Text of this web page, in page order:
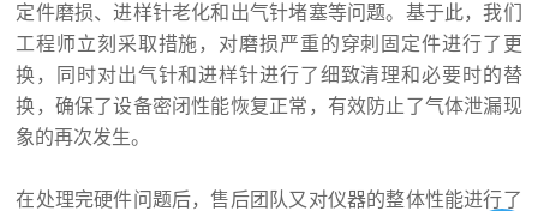
定件磨损、进样针老化和出气针堵塞等问题。基于此，我们
工程师立刻采取措施，对磨损严重的穿刺固定件进行了更
换，同时对出气针和进样针进行了细致清理和必要时的替
换，确保了设备密闭性能恢复正常，有效防止了气体泄漏现
象的再次发生。
在处理完硬件问题后，售后团队又对仪器的整体性能进行了